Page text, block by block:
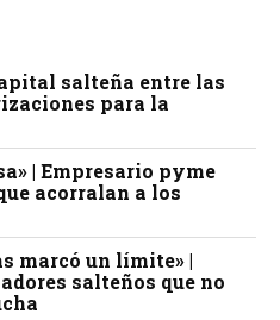
salteña entre las
para la
| Empresario pyme
acorralan a los
marcó un límite» |
salteños que no